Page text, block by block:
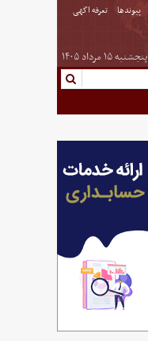
پیوندها تعرفه اگهی
پنجشنبه ۱۵ مرداد ۱۴۰۵